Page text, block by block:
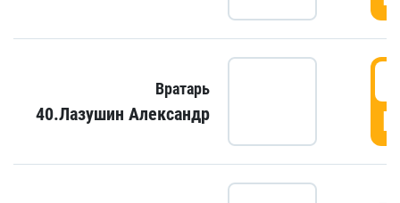
Вратарь
40.Лазушин Александр